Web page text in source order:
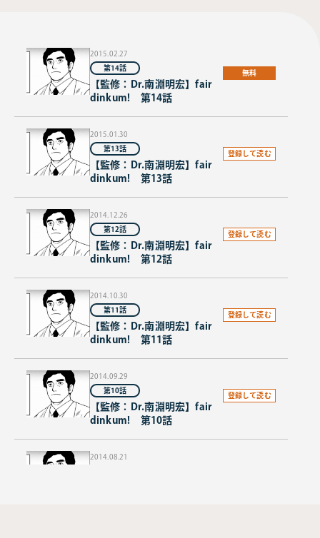
2015.02.27
第14話
【監修：Dr.南淵明宏】fair
dinkum! 第14話
無料
2015.01.30
第13話
【監修：Dr.南淵明宏】fair
dinkum! 第13話
登録して読む
2014.12.26
第12話
【監修：Dr.南淵明宏】fair
dinkum! 第12話
登録して読む
2014.10.30
第11話
【監修：Dr.南淵明宏】fair
dinkum! 第11話
登録して読む
2014.09.29
第10話
【監修：Dr.南淵明宏】fair
dinkum! 第10話
登録して読む
2014.08.21